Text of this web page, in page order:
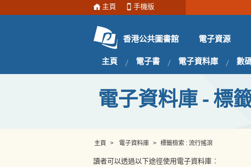
主頁 手機版
香港公共圖書館 電子資源
主頁 電子書 電子資料庫 數
電子資料庫 - 標
主頁 > 電子資料庫 > 標籤檢索 : 流行搖滾
讀者可以透過以下途徑使用電子資料庫︰